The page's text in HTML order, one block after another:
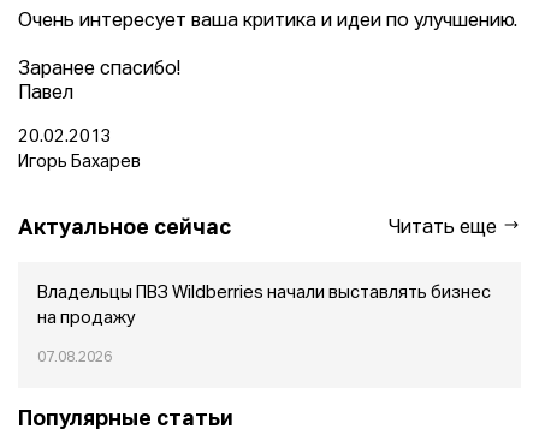
Очень интересует ваша критика и идеи по улучшению.
Заранее спасибо!
Павел
20.02.2013
Игорь Бахарев
Актуальное сейчас Читать еще
Владельцы ПВЗ Wildberries начали выставлять бизнес
на продажу
07.08.2026
Популярные статьи